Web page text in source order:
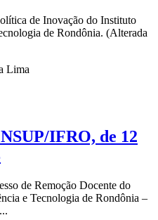
de Inovação do Instituto
de Rondônia. (Alterada
Lima
IFRO, de 12
de Remoção Docente do
e Tecnologia de Rondônia –